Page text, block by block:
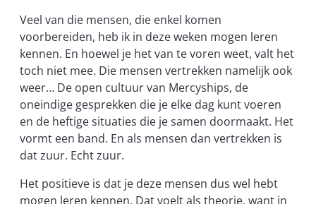
Veel van die mensen, die enkel komen
voorbereiden, heb ik in deze weken mogen leren
kennen. En hoewel je het van te voren weet, valt het
toch niet mee. Die mensen vertrekken namelijk ook
weer… De open cultuur van Mercyships, de
oneindige gesprekken die je elke dag kunt voeren
en de heftige situaties die je samen doormaakt. Het
vormt een band. En als mensen dan vertrekken is
dat zuur. Echt zuur.
Het positieve is dat je deze mensen dus wel hebt
mogen leren kennen. Dat voelt als theorie, want in